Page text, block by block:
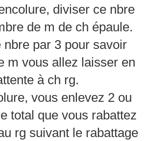
diviser ce nbre
de m de ch épaule.
nbre par 3 pour savoir
m vous allez laisser en
à ch rg.
vous enlevez 2 ou
total que vous rabattez
rg suivant le rabattage